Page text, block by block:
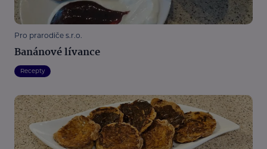
Pro prarodiče s.r.o.
Banánové lívance
Recepty